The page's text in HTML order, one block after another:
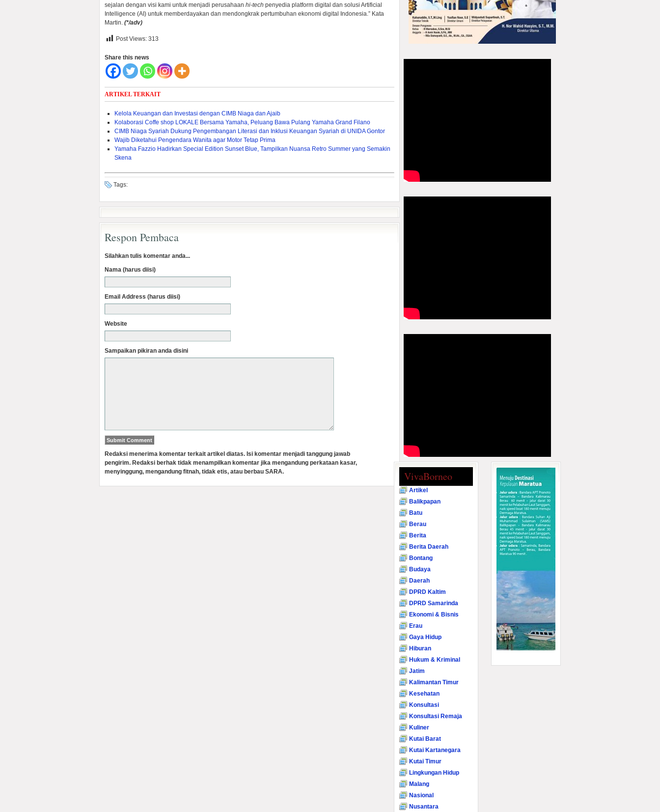
sejalan dengan visi kami untuk menjadi perusahaan hi-tech penyedia platform digital dan solusi Artificial
Intelligence (AI) untuk memberdayakan dan mendongkrak pertumbuhan ekonomi digital Indonesia.” Kata
Martin. (*/adv)
Post Views: 313
Share this news
ARTIKEL TERKAIT
Kelola Keuangan dan Investasi dengan CIMB Niaga dan Ajaib
Kolaborasi Coffe shop LOKALE Bersama Yamaha, Peluang Bawa Pulang Yamaha Grand Filano
CIMB Niaga Syariah Dukung Pengembangan Literasi dan Inklusi Keuangan Syariah di UNIDA Gontor
Wajib Diketahui Pengendara Wanita agar Motor Tetap Prima
Yamaha Fazzio Hadirkan Special Edition Sunset Blue, Tampilkan Nuansa Retro Summer yang Semakin
Skena
Tags:
Respon Pembaca
Silahkan tulis komentar anda...
Nama (harus diisi)
Email Address (harus diisi)
Website
Sampaikan pikiran anda disini
Redaksi menerima komentar terkait artikel diatas. Isi komentar menjadi tanggung jawab
pengirim. Redaksi berhak tidak menampilkan komentar jika mengandung perkataan kasar,
menyinggung, mengandung fitnah, tidak etis, atau berbau SARA.
VivaBorneo
Artikel
Balikpapan
Batu
Berau
Berita
Berita Daerah
Bontang
Budaya
Daerah
DPRD Kaltim
DPRD Samarinda
Ekonomi & Bisnis
Erau
Gaya Hidup
Hiburan
Hukum & Kriminal
Jatim
Kalimantan Timur
Kesehatan
Konsultasi
Konsultasi Remaja
Kuliner
Kutai Barat
Kutai Kartanegara
Kutai Timur
Lingkungan Hidup
Malang
Nasional
Nusantara